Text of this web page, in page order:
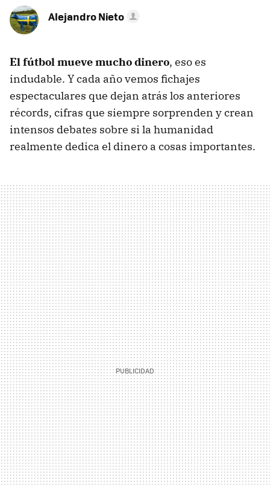
Alejandro Nieto
El fútbol mueve mucho dinero, eso es
indudable. Y cada año vemos fichajes
espectaculares que dejan atrás los anteriores
récords, cifras que siempre sorprenden y crean
intensos debates sobre si la humanidad
realmente dedica el dinero a cosas importantes.